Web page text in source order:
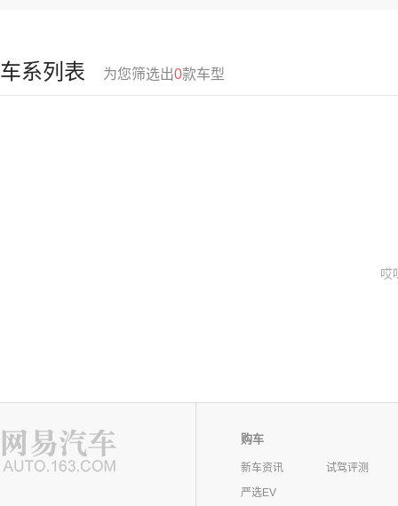
车系列表 为您筛选出0款车型
哎
购车
新车资讯
试驾评测
严选EV